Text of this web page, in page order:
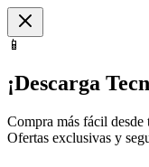
📱
¡Descarga
Compra más fácil desde
Ofertas exclusivas y